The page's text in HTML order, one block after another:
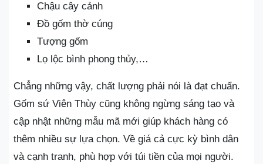
Chậu cây cảnh
Đồ gốm thờ cúng
Tượng gốm
Lọ lộc bình phong thủy,…
Chẳng những vậy, chất lượng phải nói là đạt chuẩn.
Gốm sứ Viên Thùy cũng không ngừng sáng tạo và
cập nhật những mẫu mã mới giúp khách hàng có
thêm nhiều sự lựa chọn. Về giá cả cực kỳ bình dân
và cạnh tranh, phù hợp với túi tiền của mọi người.